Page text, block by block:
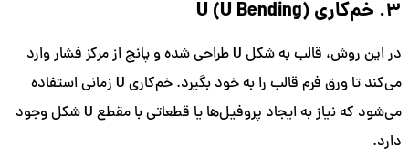
3. خم‌کاری U (U Bending)
در این روش، قالب به شکل U طراحی شده و پانچ از مرکز فشار وارد
می‌کند تا ورق فرم قالب را به خود بگیرد. خم‌کاری U زمانی استفاده
می‌شود که نیاز به ایجاد پروفیل‌ها یا قطعاتی با مقطع U شکل وجود
دارد.